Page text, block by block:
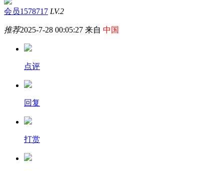
会员1578717 LV.2
推荐2025-7-28 00:05:27 来自 中国
点评
回复
打赏